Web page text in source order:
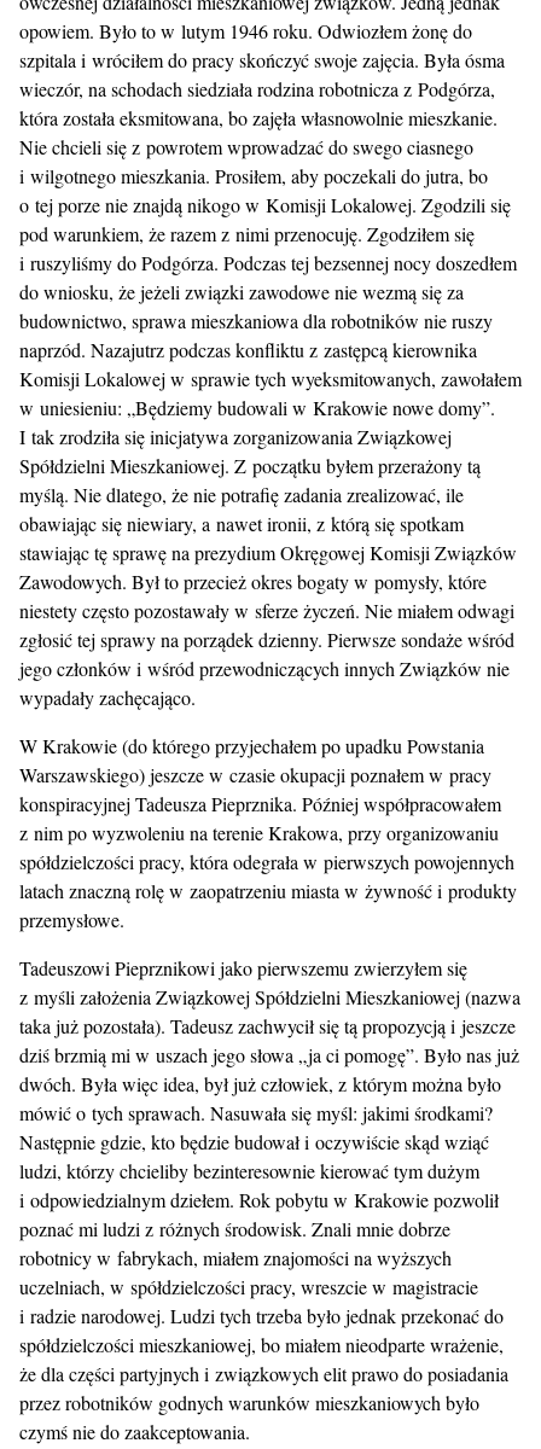
opowiem. Było to w lutym 1946 roku. Odwiozłem żonę do
szpitala i wróciłem do pracy skończyć swoje zajęcia. Była ósma
wieczór, na schodach siedziała rodzina robotnicza z Podgórza,
która została eksmitowana, bo zajęła własnowolnie mieszkanie.
Nie chcieli się z powrotem wprowadzać do swego ciasnego
i wilgotnego mieszkania. Prosiłem, aby poczekali do jutra, bo
o tej porze nie znajdą nikogo w Komisji Lokalowej. Zgodzili się
pod warunkiem, że razem z nimi przenocuję. Zgodziłem się
i ruszyliśmy do Podgórza. Podczas tej bezsennej nocy doszedłem
do wniosku, że jeżeli związki zawodowe nie wezmą się za
budownictwo, sprawa mieszkaniowa dla robotników nie ruszy
naprzód. Nazajutrz podczas konfliktu z zastępcą kierownika
Komisji Lokalowej w sprawie tych wyeksmitowanych, zawołałem
w uniesieniu: „Będziemy budowali w Krakowie nowe domy”.
I tak zrodziła się inicjatywa zorganizowania Związkowej
Spółdzielni Mieszkaniowej. Z początku byłem przerażony tą
myślą. Nie dlatego, że nie potrafię zadania zrealizować, ile
obawiając się niewiary, a nawet ironii, z którą się spotkam
stawiając tę sprawę na prezydium Okręgowej Komisji Związków
Zawodowych. Był to przecież okres bogaty w pomysły, które
niestety często pozostawały w sferze życzeń. Nie miałem odwagi
zgłosić tej sprawy na porządek dzienny. Pierwsze sondaże wśród
jego członków i wśród przewodniczących innych Związków nie
wypadały zachęcająco.
W Krakowie (do którego przyjechałem po upadku Powstania
Warszawskiego) jeszcze w czasie okupacji poznałem w pracy
konspiracyjnej Tadeusza Pieprznika. Później współpracowałem
z nim po wyzwoleniu na terenie Krakowa, przy organizowaniu
spółdzielczości pracy, która odegrała w pierwszych powojennych
latach znaczną rolę w zaopatrzeniu miasta w żywność i produkty
przemysłowe.
Tadeuszowi Pieprznikowi jako pierwszemu zwierzyłem się
z myśli założenia Związkowej Spółdzielni Mieszkaniowej (nazwa
taka już pozostała). Tadeusz zachwycił się tą propozycją i jeszcze
dziś brzmią mi w uszach jego słowa „ja ci pomogę”. Było nas już
dwóch. Była więc idea, był już człowiek, z którym można było
mówić o tych sprawach. Nasuwała się myśl: jakimi środkami?
Następnie gdzie, kto będzie budował i oczywiście skąd wziąć
ludzi, którzy chcieliby bezinteresownie kierować tym dużym
i odpowiedzialnym dziełem. Rok pobytu w Krakowie pozwolił
poznać mi ludzi z różnych środowisk. Znali mnie dobrze
robotnicy w fabrykach, miałem znajomości na wyższych
uczelniach, w spółdzielczości pracy, wreszcie w magistracie
i radzie narodowej. Ludzi tych trzeba było jednak przekonać do
spółdzielczości mieszkaniowej, bo miałem nieodparte wrażenie,
że dla części partyjnych i związkowych elit prawo do posiadania
przez robotników godnych warunków mieszkaniowych było
czymś nie do zaakceptowania.